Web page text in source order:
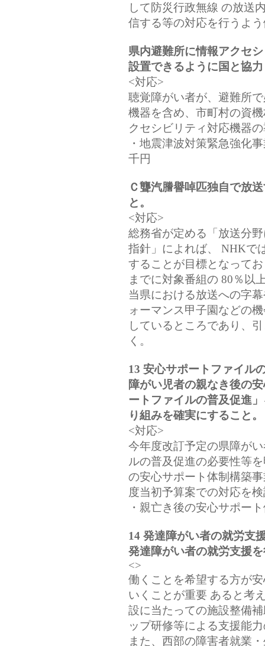
して防災行政無線 の放送
信する等の対応を行うよ
県内避難所に情報アクセ
設置できるように国と協
<対応>
聴覚障がい者が、避難所
機器を含め、市町村の資
クセシビリティ対応機器
・地震津波対策緊急強化
千円
Ｃ聾汽謄譽啅匹独自で放
と。
<対応>
総務省が定める「放送分
指針」によれば、 NHKで
することが目標となって
までに対象番組の 80％以
当県における放送への字
ォーマンス甲子園などの
しているところであり、
く。
13 安心サポートファイル
障がい児者の親なき後の
ートファイルの普及促進
り組みを確実にすること。
<対応>
今年度改訂予定の県障が
ルの普及促進の必要性等
の安心サポート体制構築
度当初予算案での対応を
・親亡き後の安心サポー
14 発達障がい者の就労支
発達障がい者の就労支援
<>
働くことを希望する方が
いくことが重要 あると考
設に当たっての施設整備
ップ研修等による支援能
また、西部の障害者就業